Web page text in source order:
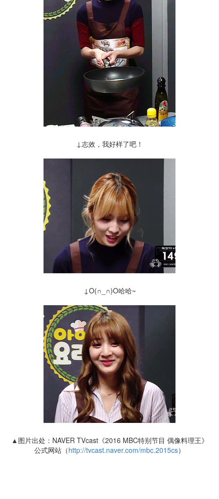
↓志效，我好样了吧！
↓O(∩_∩)O哈哈~
▲图片出处：NAVER TVcast《2016 MBC特别节目 偶像料理王》
公式网站（http://tvcast.naver.com/mbc.2015cs）